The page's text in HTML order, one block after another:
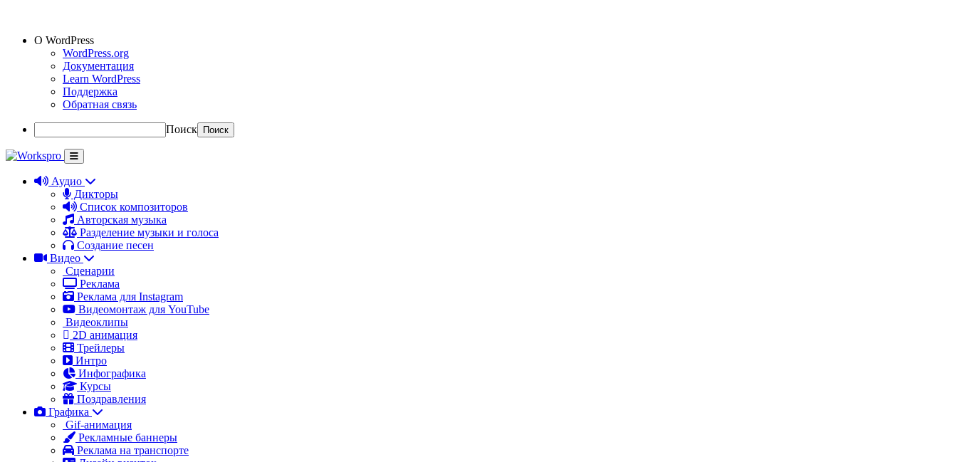
О WordPress
WordPress.org
Документация
Learn WordPress
Поддержка
Обратная связь
Поиск
Аудио
Дикторы
Список композиторов
Авторская музыка
Разделение музыки и голоса
Создание песен
Видео
Сценарии
Реклама
Реклама для Instagram
Видеомонтаж для YouTube
Видеоклипы
2D анимация
Трейлеры
Интро
Инфографика
Курсы
Поздравления
Графика
Gif-анимация
Рекламные баннеры
Реклама на транспорте